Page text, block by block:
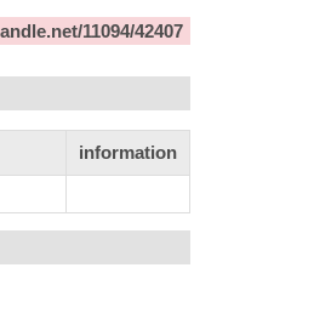
11094/42407
information